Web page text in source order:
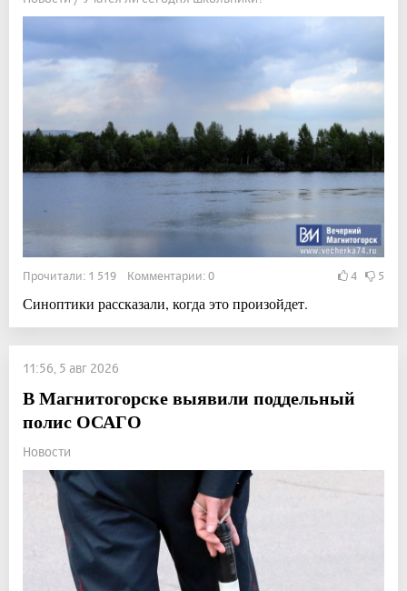
Прочитали: 1 519 Комментарии: 0 4 5
Синоптики рассказали, когда это произойдет.
11:56, 5 авг 2026
В Магнитогорске выявили поддельный
полис ОСАГО
Новости